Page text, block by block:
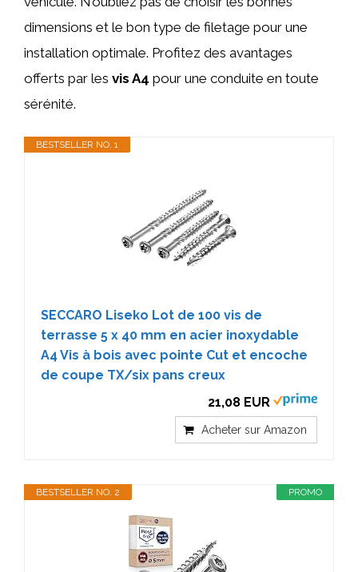
dimensions et le bon type de filetage pour une
installation optimale. Profitez des avantages
offerts par les vis A4 pour une conduite en toute
sérénité.
BESTSELLER NO. 1
SECCARO Liseko Lot de 100 vis de
terrasse 5 x 40 mm en acier inoxydable
A4 Vis à bois avec pointe Cut et encoche
de coupe TX/six pans creux
21,08 EUR
Acheter sur Amazon
PROMO
BESTSELLER NO. 2